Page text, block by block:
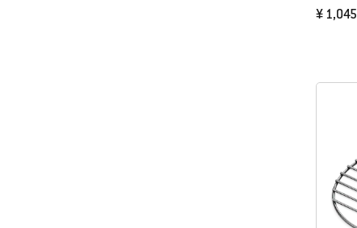
¥ 1,045